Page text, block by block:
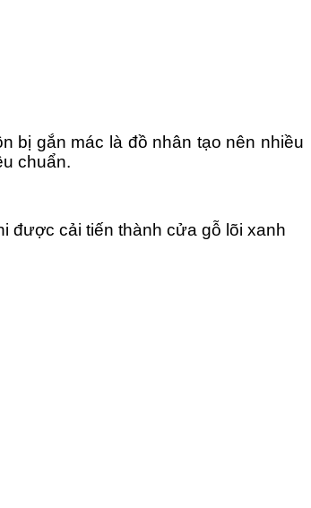
bị gắn mác là đồ nhân tạo nên nhiều
chuẩn.
được cải tiến thành cửa gỗ lõi xanh